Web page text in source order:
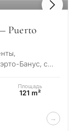
Puerto
Банус, с
Площадь
121 m²